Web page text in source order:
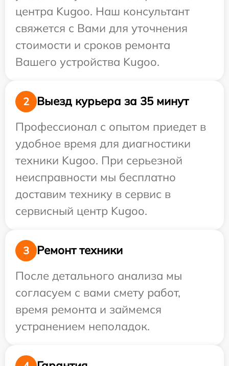
центра Kugoo. Наш консультант
свяжется с Вами для уточнения
стоимости и сроков ремонта
Вашего устройства Kugoo.
2
Выезд курьера за 35 минут
Профессионал с опытом приедет в
удобное время для диагностики
техники Kugoo. При серьезной
неисправности мы бесплатно
доставим технику в сервис в
сервисный центр Kugoo.
3
Ремонт техники
После детального анализа мы
согласуем с вами смету работ,
время ремонта и займемся
устранением неполадок.